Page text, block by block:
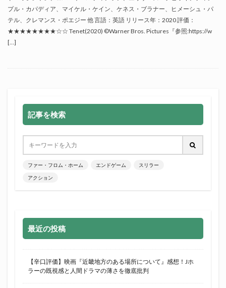
プル・カパディア、マイケル・ケイン、ケネス・ブラナー、ヒメーシュ・パ
テル、クレマンス・ポエジー 他 言語：英語 リリース年：2020 評価：
★★★★★★★★☆☆ Tenet(2020) ©Warner Bros. Pictures『参照:https://w
[…]
記事を検索
ファー・フロム・ホーム エンドゲーム スリラー
アクション
最近の投稿
【辛口評価】映画『近畿地方のある場所について』感想！Jホ
ラーの既視感と人間ドラマの薄さを徹底批判